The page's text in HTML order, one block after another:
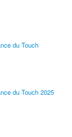
du Touch
du Touch 2025